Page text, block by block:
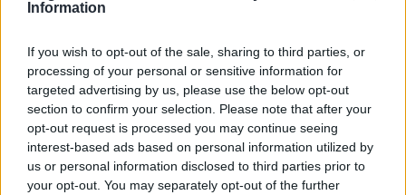
Information
If you wish to opt-out of the sale, sharing to third parties, or
processing of your personal or sensitive information for
targeted advertising by us, please use the below opt-out
section to confirm your selection. Please note that after your
opt-out request is processed you may continue seeing
interest-based ads based on personal information utilized by
us or personal information disclosed to third parties prior to
your opt-out. You may separately opt-out of the further
Tata műemlékfelújítás műemlék restaurálás
Történelmi táj, amelynek minden köve mesél –
megújul a tatai Angolkert